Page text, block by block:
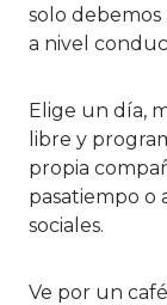
solo
a nivel
Elige un día,
libre y
propia
pasatiempo o
sociales.
Ve por un